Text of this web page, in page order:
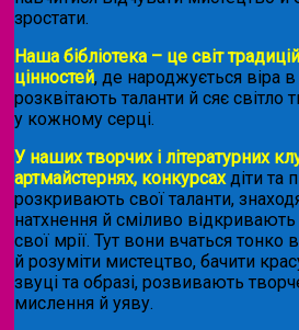
зростати.
Наша бібліотека – це світ
цінностей, де народжується віра
розквітають таланти й сяє світло
у кожному серці.
У наших творчих і літературних
артмайстернях, конкурсахдіти та
розкривають свої таланти,
натхнення й сміливо відкривають
свої мрії. Тут вони вчаться тонко
й розуміти мистецтво, бачити
звуці та образі, розвивають
мислення й уяву.